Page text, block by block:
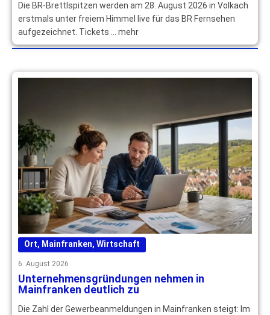
Die BR-Brettlspitzen werden am 28. August 2026 in Volkach
erstmals unter freiem Himmel live für das BR Fernsehen
aufgezeichnet. Tickets … mehr
Ort, Mainfranken, Wirtschaft
6. August 2026
Unternehmensgründungen nehmen in
Mainfranken deutlich zu
Die Zahl der Gewerbeanmeldungen in Mainfranken steigt: Im